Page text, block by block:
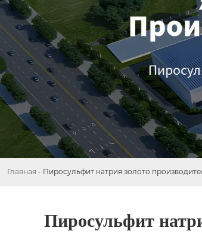
Главная - Пиросульфит натрия золото
Пиросульфит